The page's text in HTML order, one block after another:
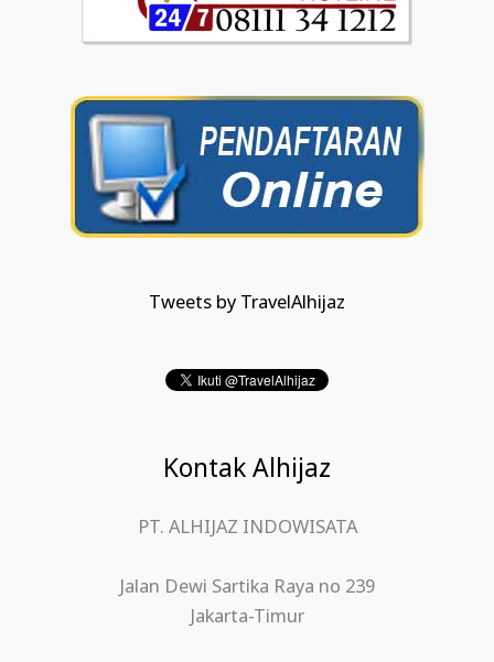
Tweets by TravelAlhijaz
Kontak Alhijaz
PT. ALHIJAZ INDOWISATA
Jalan Dewi Sartika Raya no 239
Jakarta-Timur